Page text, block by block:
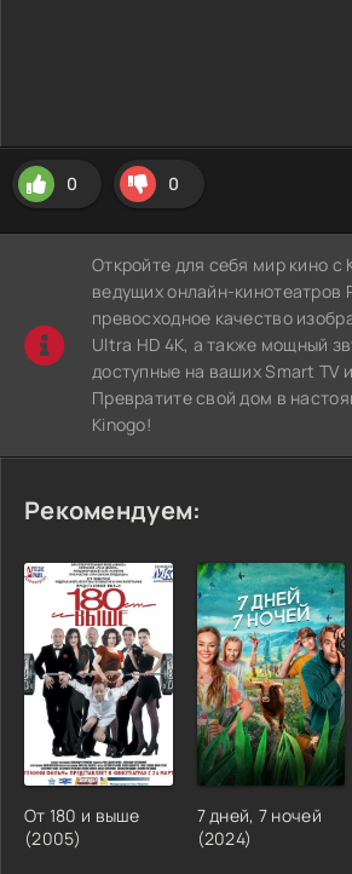
0 0
Откройте для себя мир кино с
ведущих онлайн-кинотеатров
превосходное качество
Ultra HD 4K, а также мощный
доступные на ваших Smart TV
Превратите свой дом в
Kinogo!
Рекомендуем:
От 180 и выше
(2005)
7 дней, 7 ночей
(2024)